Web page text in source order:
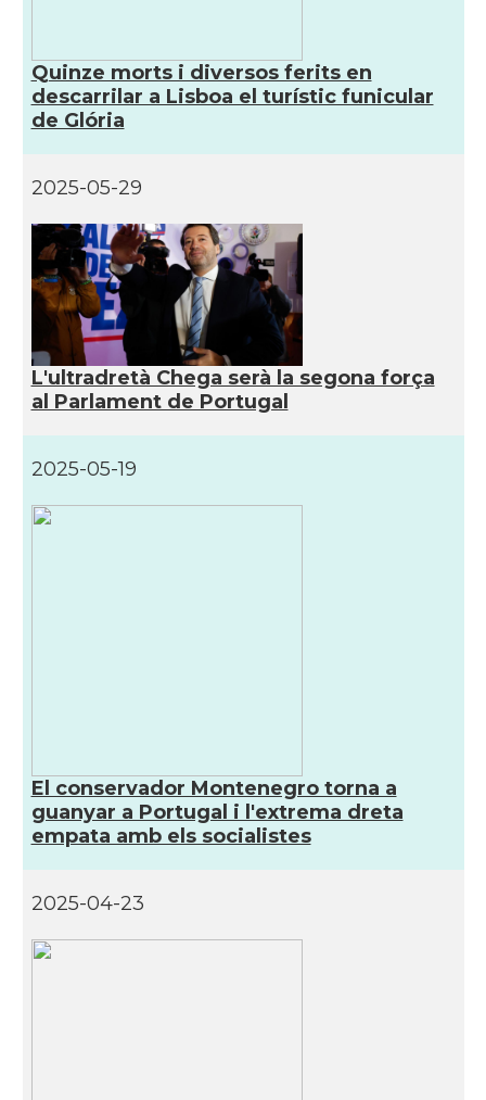
Quinze morts i diversos ferits en
descarrilar a Lisboa el turístic funicular
de Glória
2025-05-29
L'ultradretà Chega serà la segona força
al Parlament de Portugal
2025-05-19
El conservador Montenegro torna a
guanyar a Portugal i l'extrema dreta
empata amb els socialistes
2025-04-23